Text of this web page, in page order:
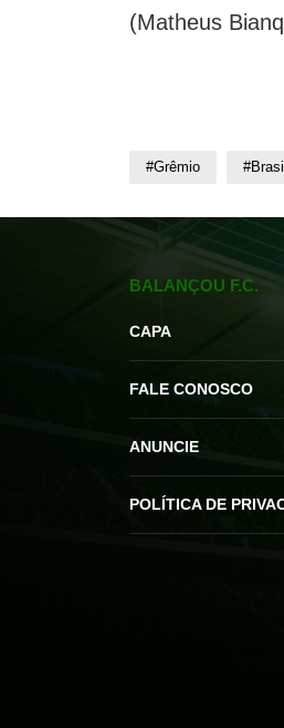
(Matheus
#Grêmio
BALANÇOU F.C.
CAPA
FALE CONOSCO
ANUNCIE
POLÍTICA DE